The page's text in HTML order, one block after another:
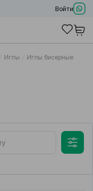
Войти
Иглы Иглы бисерные